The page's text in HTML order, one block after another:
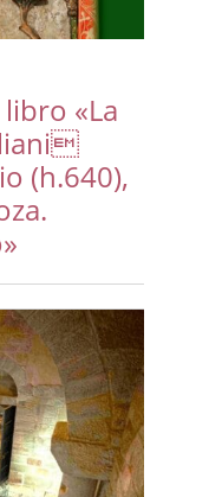
«La
(h.640),